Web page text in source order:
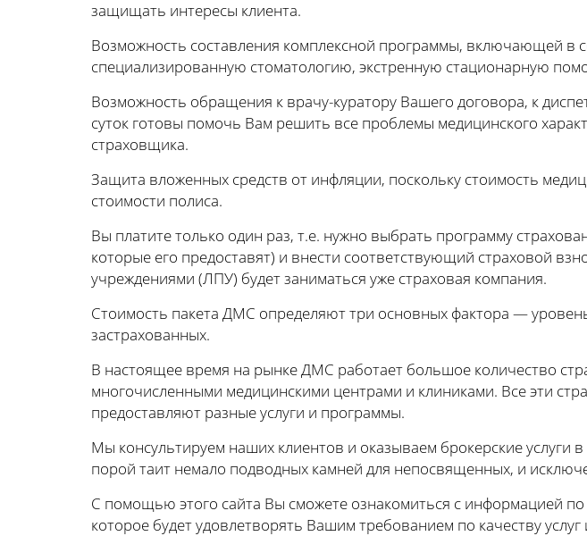
защищать интересы клиента.
Возможность составления комплексной программы, включающей в
специализированную стоматологию, экстренную стационарную
Возможность обращения к врачу-куратору Вашего договора, к
суток готовы помочь Вам решить все проблемы медицинского
страховщика.
Защита вложенных средств от инфляции, поскольку стоимость
стоимости полиса.
Вы платите только один раз, т.е. нужно выбрать программу
которые его предоставят) и внести соответствующий страховой
учреждениями (ЛПУ) будет заниматься уже страховая компания.
Стоимость пакета ДМС определяют три основных фактора —
застрахованных.
В настоящее время на рынке ДМС работает большое количество
многочисленными медицинскими центрами и клиниками. Все эти
предоставляют разные услуги и программы.
Мы консультируем наших клиентов и оказываем брокерские услуги
порой таит немало подводных камней для непосвященных, и
С помощью этого сайта Вы сможете ознакомиться с информацией
которое будет удовлетворять Вашим требованием по качеству услуг